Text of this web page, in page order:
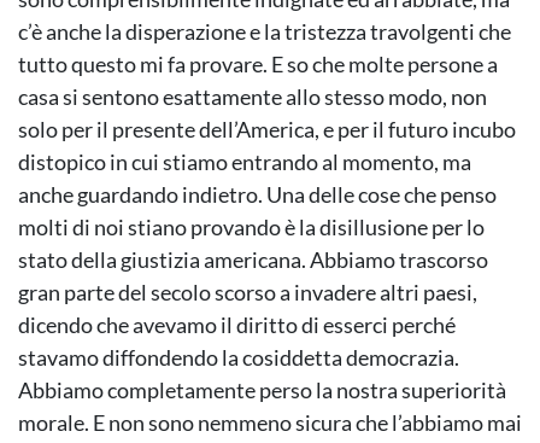
c’è anche la disperazione e la tristezza travolgenti che
tutto questo mi fa provare. E so che molte persone a
casa si sentono esattamente allo stesso modo, non
solo per il presente dell’America, e per il futuro incubo
distopico in cui stiamo entrando al momento, ma
anche guardando indietro. Una delle cose che penso
molti di noi stiano provando è la disillusione per lo
stato della giustizia americana. Abbiamo trascorso
gran parte del secolo scorso a invadere altri paesi,
dicendo che avevamo il diritto di esserci perché
stavamo diffondendo la cosiddetta democrazia.
Abbiamo completamente perso la nostra superiorità
morale. E non sono nemmeno sicura che l’abbiamo mai